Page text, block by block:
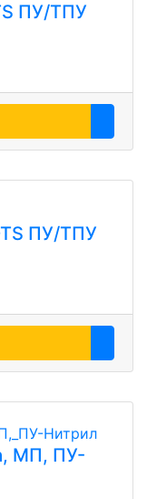
ПУ/ТПУ
ПУ/ТПУ
МП, ПУ-